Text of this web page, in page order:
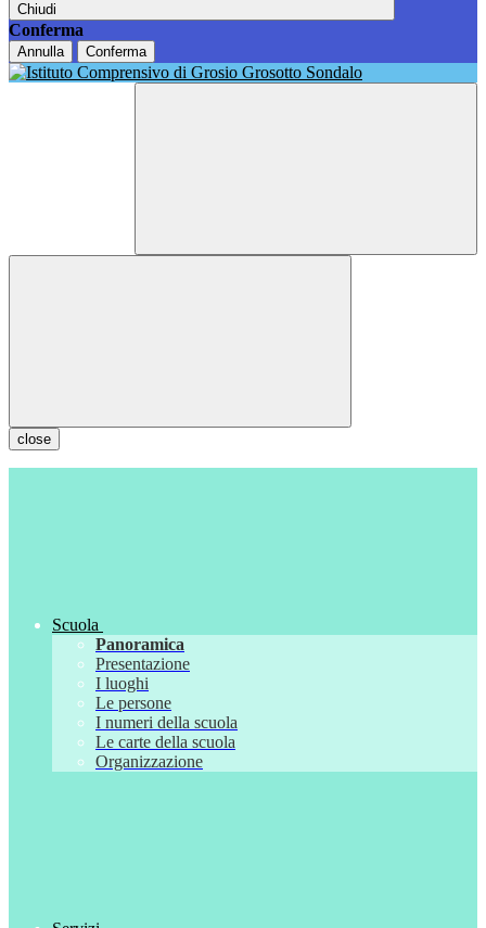
Chiudi
Conferma
Annulla Conferma
close
Scuola
Panoramica
Presentazione
I luoghi
Le persone
I numeri della scuola
Le carte della scuola
Organizzazione